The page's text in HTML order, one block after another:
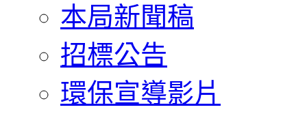
本局新聞稿
招標公告
環保宣導影片